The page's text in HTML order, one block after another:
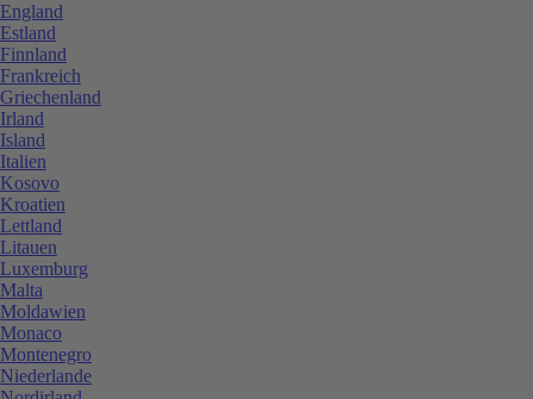
England
Estland
Finnland
Frankreich
Griechenland
Irland
Island
Italien
Kosovo
Kroatien
Lettland
Litauen
Luxemburg
Malta
Moldawien
Monaco
Montenegro
Niederlande